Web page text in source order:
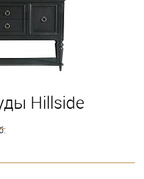
Hillside